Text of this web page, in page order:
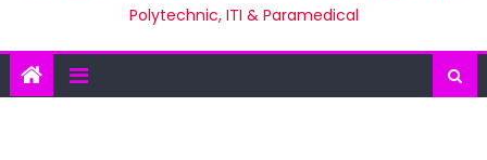
Polytechnic, ITI & Paramedical